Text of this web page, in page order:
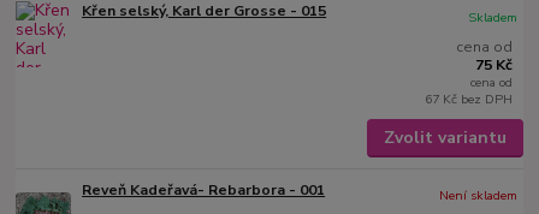
Křen selský, Karl der Grosse - 015
cena od
75 Kč
cena od
67 Kč bez DPH
Skladem
Zvolit variantu
Reveň Kadeřavá- Rebarbora - 001
Není skladem